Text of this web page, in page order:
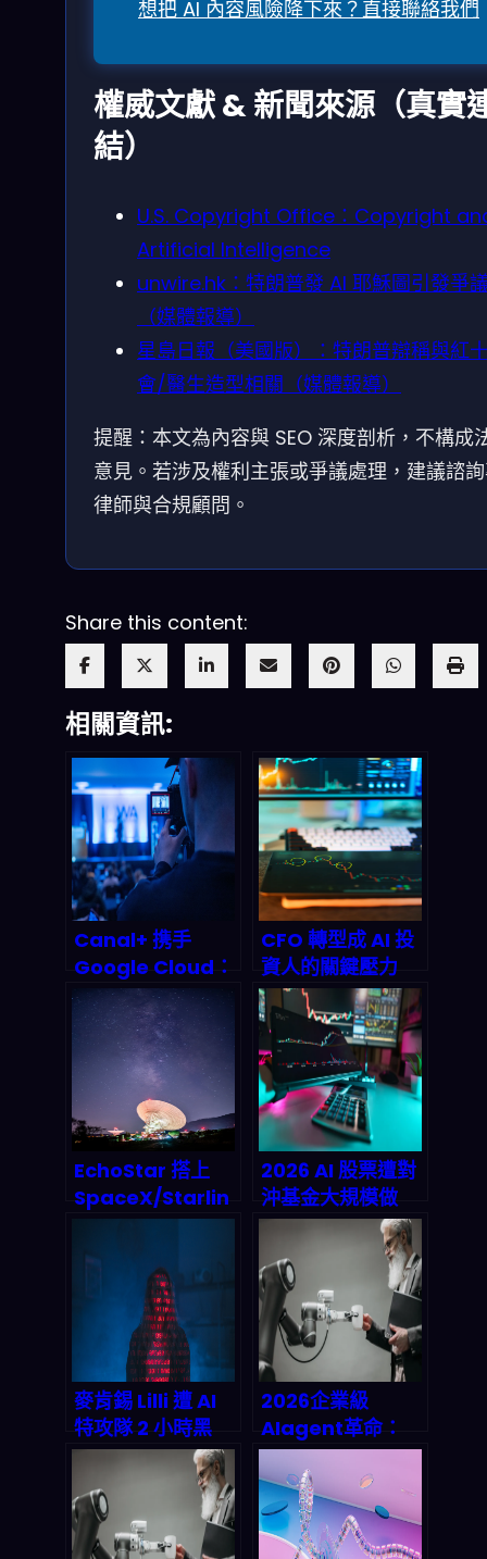
想把 AI 內容風險降下來？直接聯絡我們
權威文獻 & 新聞來源（真實
結）
U.S. Copyright Office：Copyright
Artificial Intelligence
unwire.hk：特朗普發 AI 耶穌圖引發爭
（媒體報導）
星島日報（美國版）：特朗普辯稱與紅
會/醫生造型相關（媒體報導）
提醒：本文為內容與 SEO 深度剖析，不構成
意見。若涉及權利主張或爭議處理，建議諮
律師與合規顧問。
Share this content:
相關資訊:
Canal+ 携手
Google Cloud：
AI 如何重塑影視內
容生產鏈？2026
年深度剖析
CFO 轉型成 AI 投
資人的關鍵壓力
點：2026 起怎麼
用資金、風險與數
據把 AI 變成主
業？
EchoStar 搭上
SpaceX/Starlin
k：2026 前後「衛
星直連」會怎麼重
排電信與投資版
2026 AI 股票遭對
沖基金大規模做
空：為什麼會發
生、短期怎麼反
彈、長期投資鏈怎
麼重排？
麥肯錫 Lilli 遭 AI
特攻隊 2 小時黑
掉：2026 企業 AI
安全防禦戰全面升
級
2026企業級
AIagent革命：
CUInsightPlatfo
rm如何用
LLM+n8n打造自
動化現金流機器